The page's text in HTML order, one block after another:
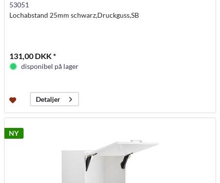
53051
Lochabstand 25mm schwarz,Druckguss,SB
131,00 DKK *
disponibel på lager
Detaljer
NY